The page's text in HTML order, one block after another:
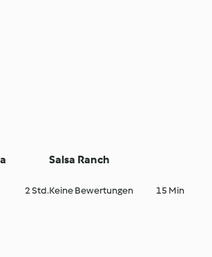
2 Std.
Salsa Ranch
Keine Bewertungen 15 Min